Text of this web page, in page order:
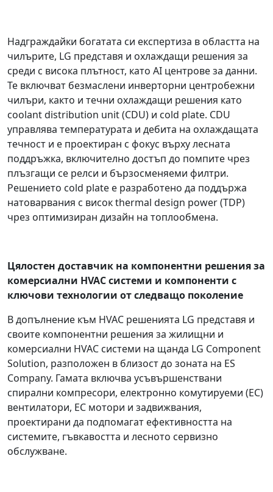
Надграждайки богатата си експертиза в областта на
чилърите, LG представя и охлаждащи решения за
среди с висока плътност, като AI центрове за данни.
Те включват безмаслени инверторни центробежни
чилъри, както и течни охлаждащи решения като
coolant distribution unit (CDU) и cold plate. CDU
управлява температурата и дебита на охлаждащата
течност и е проектиран с фокус върху лесната
поддръжка, включително достъп до помпите чрез
плъзгащи се релси и бързосменяеми филтри.
Решението cold plate е разработено да поддържа
натоварвания с висок thermal design power (TDP)
чрез оптимизиран дизайн на топлообмена.
Цялостен доставчик на компонентни решения за
комерсиални HVAC системи и компоненти с
ключови технологии от следващо поколение
В допълнение към HVAC решенията LG представя и
своите компонентни решения за жилищни и
комерсиални HVAC системи на щанда LG Component
Solution, разположен в близост до зоната на ES
Company. Гамата включва усъвършенствани
спирални компресори, електронно комутируеми (EC)
вентилатори, EC мотори и задвижвания,
проектирани да подпомагат ефективността на
системите, гъвкавостта и лесното сервизно
обслужване.